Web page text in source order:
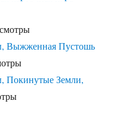
Выжженная Пустошь
Покинутые Земли,